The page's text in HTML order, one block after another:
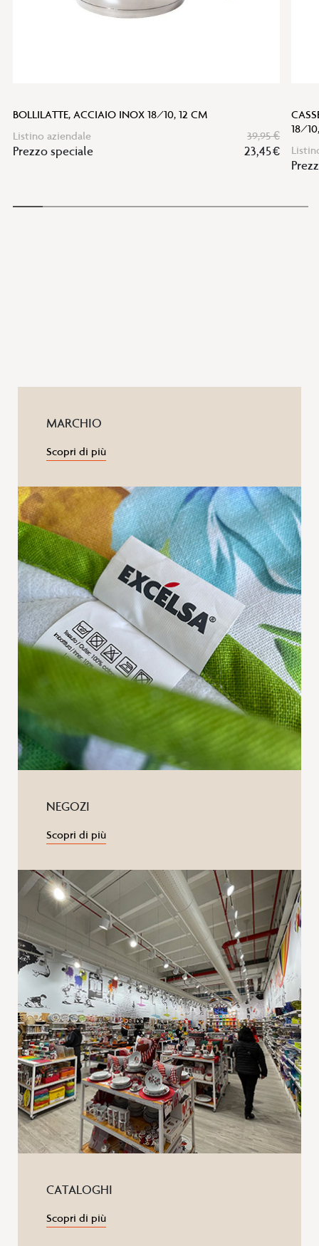
BOLLILATTE, ACCIAIO INOX 18/10, 12 CM
Listino aziendale
39,95 €
Prezzo speciale 23,45 €
18/
MARCHIO
Scopri di più
NEGOZI
Scopri di più
CATALOGHI
Scopri di più